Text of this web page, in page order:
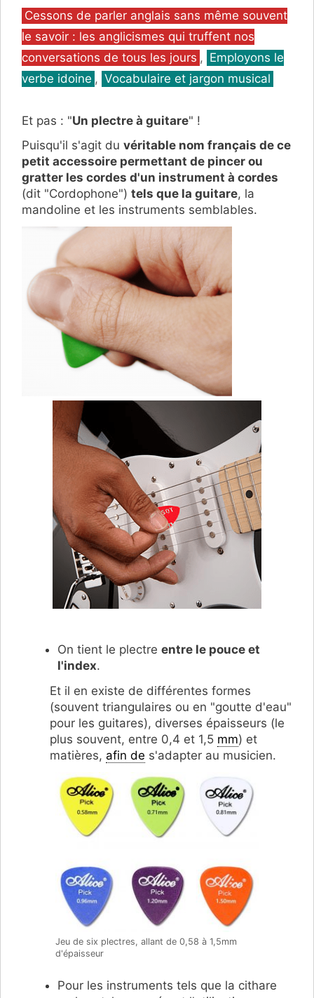
Catégories
Cessons de parler anglais sans même souvent
le savoir : les anglicismes qui truffent nos
conversations de tous les jours , Employons le
verbe idoine , Vocabulaire et jargon musical
Et pas : "Un plectre à guitare" !
Puisqu'il s'agit du véritable nom français de ce
petit accessoire permettant de pincer ou
gratter les cordes d'un instrument à cordes
(dit "Cordophone") tels que la guitare, la
mandoline et les instruments semblables.
On tient le plectre entre le pouce et
l'index.
Et il en existe de différentes formes
(souvent triangulaires ou en "goutte d'eau"
pour les guitares), diverses épaisseurs (le
plus souvent, entre 0,4 et 1,5 mm) et
matières, afin de s'adapter au musicien.
Jeu de six plectres, allant de 0,58 à 1,5mm
d'épaisseur
Pour les instruments tels que la cithare